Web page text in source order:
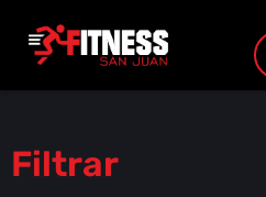
Filtrar